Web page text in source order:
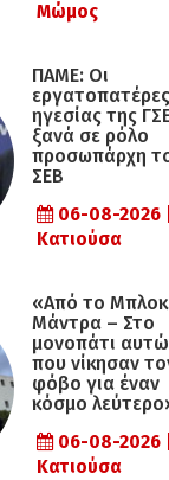
Μώμος
ΠΑΜΕ: Οι
ηγεσίας της
ξανά σε ρόλο
προσωπάρχη
ΣΕΒ
06-08-2026 |
Κατιούσα
«Από το
Μάντρα – Στο
μονοπάτι
που νίκησαν
φόβο για έναν
κόσμο
06-08-2026 |
Κατιούσα